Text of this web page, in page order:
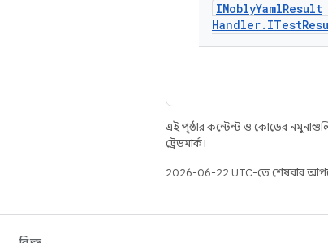
IMoblyYamlResult
Handler. ITest
এই পৃষ্ঠার কন্টেন্ট ও কোডের
ট্রেডমার্ক।
2026-06-22 UTC-তে শেষবার